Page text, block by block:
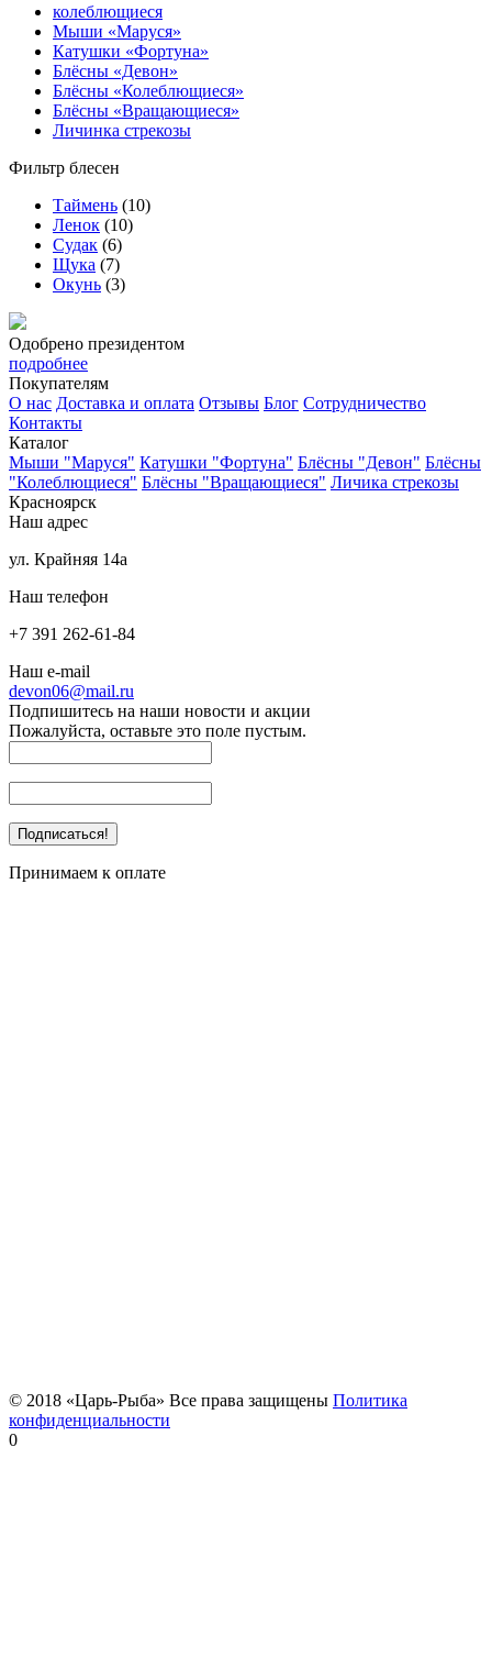
колеблющиеся
Мыши «Маруся»
Катушки «Фортуна»
Блёсны «Девон»
Блёсны «Колеблющиеся»
Блёсны «Вращающиеся»
Личинка стрекозы
Фильтр блесен
Таймень (10)
Ленок (10)
Судак (6)
Щука (7)
Окунь (3)
Одобрено президентом
подробнее
Покупателям
О нас Доставка и оплата Отзывы Блог Сотрудничество
Контакты
Каталог
Мыши "Маруся" Катушки "Фортуна" Блёсны "Девон" Блёсны
"Колеблющиеся" Блёсны "Вращающиеся" Личика стрекозы
Красноярск
Наш адрес
ул. Крайняя 14а
Наш телефон
+7 391 262-61-84
Наш e-mail
devon06@mail.ru
Подпишитесь на наши новости и акции
Пожалуйста, оставьте это поле пустым.
Принимаем к оплате
© 2018 «Царь-Рыба» Все права защищены Политика
конфиденциальности
0